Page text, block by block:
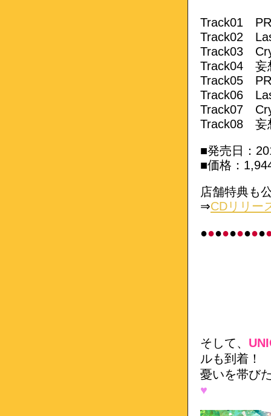
Track01
Track02
Track03
Track04 妄
Track05
Track06
Track07
Track08 妄
■発売日：
■価格：
店舗特典も
⇒CDリリー
●●●●●●●●●
そして、
ルも到着！
憂いを帯び
♥